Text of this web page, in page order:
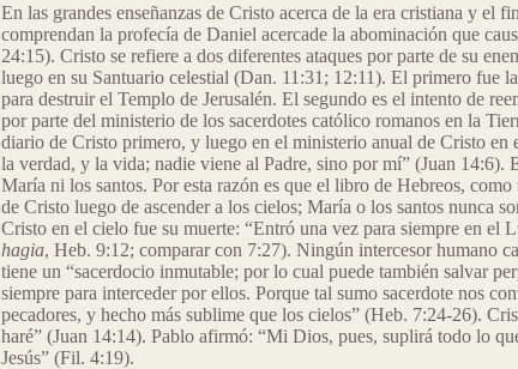
En las grandes enseñanzas de Cristo acerca de la era cristiana y el
comprendan la profecía de Daniel acercade la abominación que
24:15). Cristo se refiere a dos diferentes ataques por parte de su
luego en su Santuario celestial (Dan. 11:31; 12:11). El primero fue
para destruir el Templo de Jerusalén. El segundo es el intento de
por parte del ministerio de los sacerdotes católico romanos en la
diario de Cristo primero, y luego en el ministerio anual de Cristo
la verdad, y la vida; nadie viene al Padre, sino por mí” (Juan 14:6).
María ni los santos. Por esta razón es que el libro de Hebreos,
de Cristo luego de ascender a los cielos; María o los santos nunca
Cristo en el cielo fue su muerte: “Entró una vez para siempre en el
hagia, Heb. 9:12; comparar con 7:27). Ningún intercesor humano
tiene un “sacerdocio inmutable; por lo cual puede también salvar
siempre para interceder por ellos. Porque tal sumo sacerdote nos
pecadores, y hecho más sublime que los cielos” (Heb. 7:24-26).
haré” (Juan 14:14). Pablo afirmó: “Mi Dios, pues, suplirá todo lo
Jesús” (Fil. 4:19).